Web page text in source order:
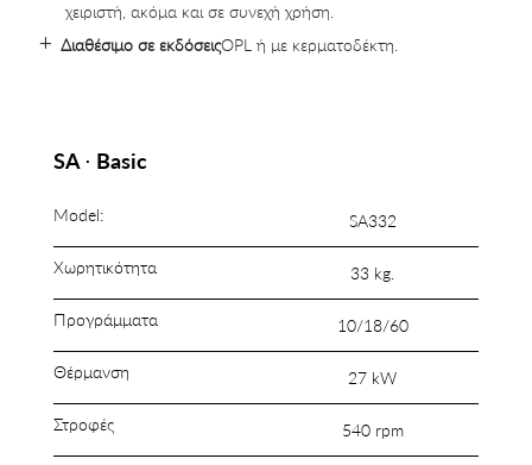
χειριστή, ακόμα και σε συνεχή χρήση.
Διαθέσιμο σε εκδόσειςOPL ή με κερματοδέκτη.
SA ⋅ Basic
Model:
Χωρητικότητα
Προγράμματα
Θέρμανση
Στροφές
SΑ332
33 kg.
10/18/60
27 kW
540 rpm